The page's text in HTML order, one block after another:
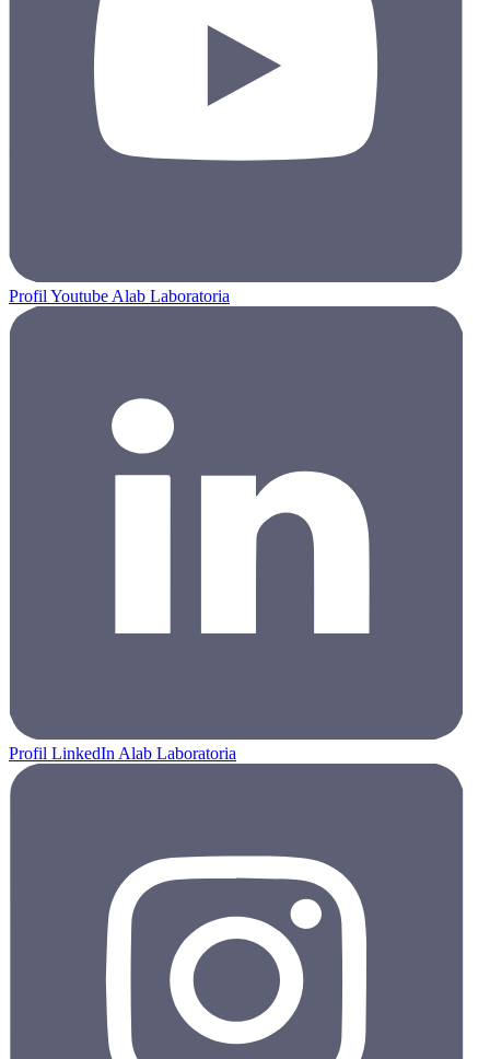
Profil Youtube Alab Laboratoria
Profil LinkedIn Alab Laboratoria